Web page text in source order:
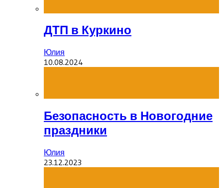
ДТП в Куркино
Юлия
10.08.2024
Безопасность в Новогодние
праздники
Юлия
23.12.2023